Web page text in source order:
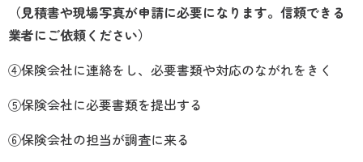
（見積書や現場写真が申請に必要になります。信頼できる
業者にご依頼ください）
④保険会社に連絡をし、必要書類や対応のながれをきく
⑤保険会社に必要書類を提出する
⑥保険会社の担当が調査に来る